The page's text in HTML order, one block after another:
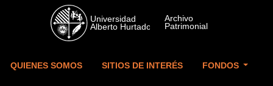
Skip to main content
QUIENES SOMOS SITIOS DE INTERÉS FONDOS